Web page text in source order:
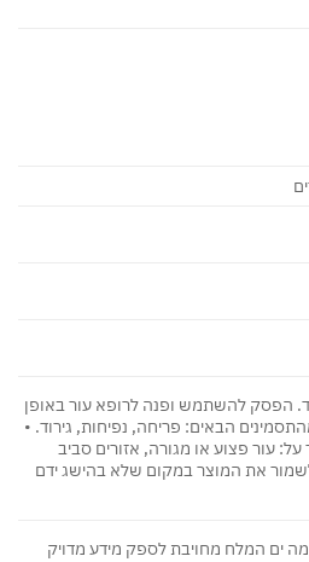
הפסק להשתמש ופנה לרופא עור באופן
הבאים: פריחה, נפיחות, גירוד. •
עור פצוע או מגורה, אזורים סביב
את המוצר במקום שלא בהישג ידם
ים המלח מחויבת לספק מידע מדויק